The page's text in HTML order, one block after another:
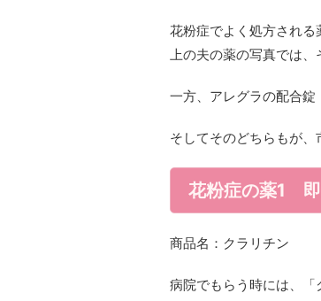
花粉症でよく処方される
上の夫の薬の写真では、
一方、アレグラの配合錠
そしてそのどちらもが、
花粉症の薬1 即
商品名：クラリチン
病院でもらう時には、